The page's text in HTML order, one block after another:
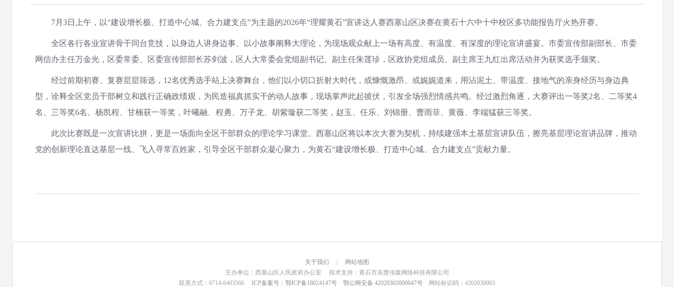
7月3日上午，以“建设增长极、打造中心城、合力建支点”为主题的2026年“理耀黄石”宣讲达人赛西塞山区决赛在黄石十六中十中校区多功能报告厅火热开赛。
全区各行各业宣讲骨干同台竞技，以身边人讲身边事、以小故事阐释大理论，为现场观众献上一场有高度、有温度、有深度的理论宣讲盛宴。市委宣传部副部长、市委
网信办主任万金光，区委常委、区委宣传部部长苏剑波，区人大常委会党组副书记、副主任朱莲珍，区政协党组成员、副主席王九红出席活动并为获奖选手颁奖。
经过前期初赛、复赛层层筛选，12名优秀选手站上决赛舞台，他们以小切口折射大时代，或慷慨激昂、或娓娓道来，用沾泥土、带温度、接地气的亲身经历与身边典
型，诠释全区党员干部树立和践行正确政绩观，为民造福真抓实干的动人故事，现场掌声此起彼伏，引发全场强烈情感共鸣。经过激烈角逐，大赛评出一等奖2名、二等奖4
名、三等奖6名。杨凯程、甘楠获一等奖，叶曦融、程勇、万子龙、胡紫璇获二等奖，赵玉、任乐、刘锦册、曹雨菲、黄薇、李端猛获三等奖。
此次比赛既是一次宣讲比拼，更是一场面向全区干部群众的理论学习课堂。西塞山区将以本次大赛为契机，持续建强本土基层宣讲队伍，擦亮基层理论宣讲品牌，推动
党的创新理论直达基层一线、飞入寻常百姓家，引导全区干部群众凝心聚力，为黄石“建设增长极、打造中心城、合力建支点”贡献力量。
关于我们
网站地图
主办单位：西塞山区人民政府办公室 技术支持：黄石市东楚传媒网络科技有限公司
联系方式：0714-6483566 ICP备案号：鄂ICP备18024147号 鄂公网安备 42020302000047号 网站标识码：4202030003